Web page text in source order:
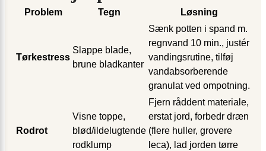
Problem Tegn Løsning
Tørkestress
Slappe blade,
brune bladkanter
Sænk potten i spand m.
regnvand 10 min., justér
vandingsrutine, tilføj
vandabsorberende
granulat ved ompotning.
Rodrot
Visne toppe,
blød/ildelugtende
rodklump
Fjern råddent materiale,
erstat jord, forbedr dræn
(flere huller, grovere
leca), lad jorden tørre